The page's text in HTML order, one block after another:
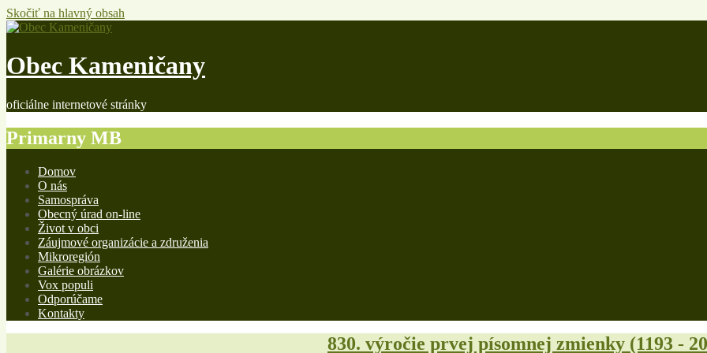
Skočiť na hlavný obsah
Obec Kameničany
oficiálne internetové stránky
Primarny MB
Domov
O nás
Samospráva
Obecný úrad on-line
Život v obci
Záujmové organizácie a združenia
Mikroregión
Galérie obrázkov
Vox populi
Odporúčame
Kontakty
830. výročie prvej písomnej zmienky (1193 -